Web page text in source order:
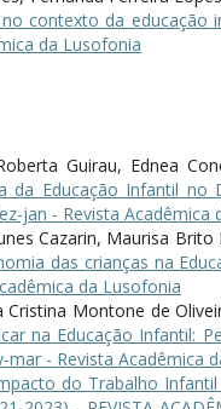
contexto da educação
da Lusofonia
Guirau, Ednea
da Educação Infantil no
jan - Revista Acadêmica
Cazarin, Maurisa
das crianças na
da Lusofonia
Cristina Montone de
na Educação Infantil:
mar - Revista Acadêmica
do Trabalho